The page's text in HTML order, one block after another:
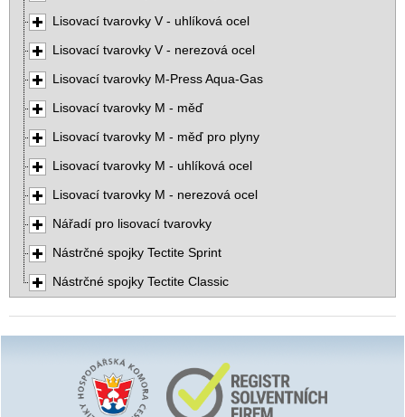
Lisovací tvarovky V - uhlíková ocel
Lisovací tvarovky V - nerezová ocel
Lisovací tvarovky M-Press Aqua-Gas
Lisovací tvarovky M - měď
Lisovací tvarovky M - měď pro plyny
Lisovací tvarovky M - uhlíková ocel
Lisovací tvarovky M - nerezová ocel
Nářadí pro lisovací tvarovky
Nástrčné spojky Tectite Sprint
Nástrčné spojky Tectite Classic